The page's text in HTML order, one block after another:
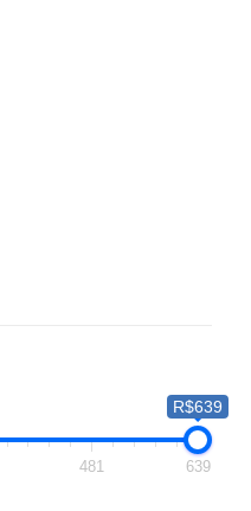
R$639
481 639